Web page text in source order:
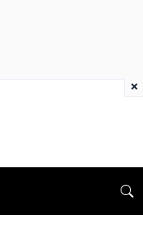
×